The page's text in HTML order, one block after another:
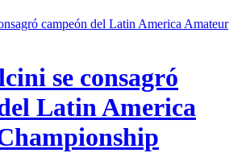
se consagró
Latin America